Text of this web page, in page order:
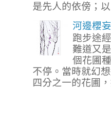
是先人的依傍；
河邊櫻
跑步途
難道又
個花圃
不停。當時就幻
四分之一的花圃